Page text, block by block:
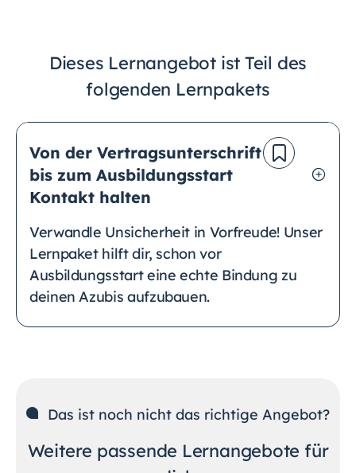
Dieses Lernangebot ist Teil des
folgenden Lernpakets
Von der Vertragsunterschrift
bis zum Ausbildungsstart
Kontakt halten
Verwandle Unsicherheit in Vorfreude! Unser
Lernpaket hilft dir, schon vor
Ausbildungsstart eine echte Bindung zu
deinen Azubis aufzubauen.
Das ist noch nicht das richtige Angebot?
Weitere passende Lernangebote für